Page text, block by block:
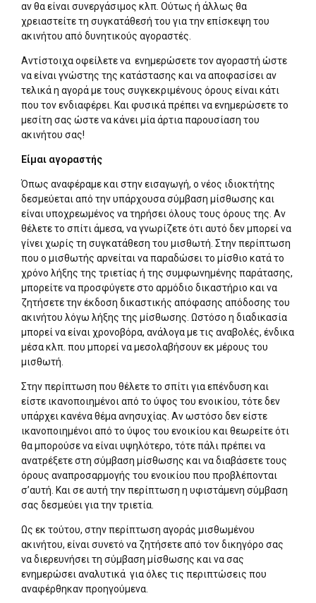
αν θα είναι συνεργάσιμος κλπ. Ούτως ή άλλως θα
χρειαστείτε τη συγκατάθεσή του για την επίσκεψη του
ακινήτου από δυνητικούς αγοραστές.
Αντίστοιχα οφείλετε να ενημερώσετε τον αγοραστή ώστε
να είναι γνώστης της κατάστασης και να αποφασίσει αν
τελικά η αγορά με τους συγκεκριμένους όρους είναι κάτι
που τον ενδιαφέρει. Και φυσικά πρέπει να ενημερώσετε το
μεσίτη σας ώστε να κάνει μία άρτια παρουσίαση του
ακινήτου σας!
Είμαι αγοραστής
Όπως αναφέραμε και στην εισαγωγή, ο νέος ιδιοκτήτης
δεσμεύεται από την υπάρχουσα σύμβαση μίσθωσης και
είναι υποχρεωμένος να τηρήσει όλους τους όρους της. Αν
θέλετε το σπίτι άμεσα, να γνωρίζετε ότι αυτό δεν μπορεί να
γίνει χωρίς τη συγκατάθεση του μισθωτή. Στην περίπτωση
που ο μισθωτής αρνείται να παραδώσει το μίσθιο κατά το
χρόνο λήξης της τριετίας ή της συμφωνημένης παράτασης,
μπορείτε να προσφύγετε στο αρμόδιο δικαστήριο και να
ζητήσετε την έκδοση δικαστικής απόφασης απόδοσης του
ακινήτου λόγω λήξης της μίσθωσης. Ωστόσο η διαδικασία
μπορεί να είναι χρονοβόρα, ανάλογα με τις αναβολές, ένδικα
μέσα κλπ. που μπορεί να μεσολαβήσουν εκ μέρους του
μισθωτή.
Στην περίπτωση που θέλετε το σπίτι για επένδυση και
είστε ικανοποιημένοι από το ύψος του ενοικίου, τότε δεν
υπάρχει κανένα θέμα ανησυχίας. Αν ωστόσο δεν είστε
ικανοποιημένοι από το ύψος του ενοικίου και θεωρείτε ότι
θα μπορούσε να είναι υψηλότερο, τότε πάλι πρέπει να
ανατρέξετε στη σύμβαση μίσθωσης και να διαβάσετε τους
όρους αναπροσαρμογής του ενοικίου που προβλέπονται
σ’αυτή. Και σε αυτή την περίπτωση η υφιστάμενη σύμβαση
σας δεσμεύει για την τριετία.
Ως εκ τούτου, στην περίπτωση αγοράς μισθωμένου
ακινήτου, είναι συνετό να ζητήσετε από τον δικηγόρο σας
να διερευνήσει τη σύμβαση μίσθωσης και να σας
ενημερώσει αναλυτικά για όλες τις περιπτώσεις που
αναφέρθηκαν προηγούμενα.